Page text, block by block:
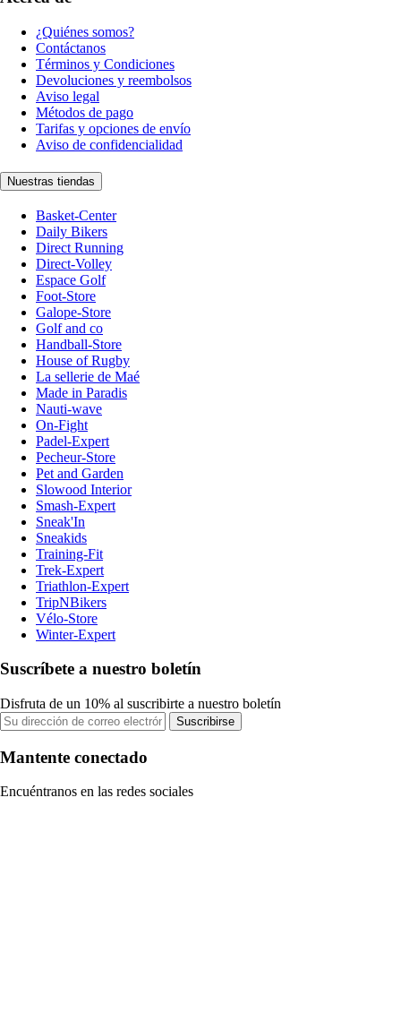
¿Quiénes somos?
Contáctanos
Términos y Condiciones
Devoluciones y reembolsos
Aviso legal
Métodos de pago
Tarifas y opciones de envío
Aviso de confidencialidad
Nuestras tiendas
Basket-Center
Daily Bikers
Direct Running
Direct-Volley
Espace Golf
Foot-Store
Galope-Store
Golf and co
Handball-Store
House of Rugby
La sellerie de Maé
Made in Paradis
Nauti-wave
On-Fight
Padel-Expert
Pecheur-Store
Pet and Garden
Slowood Interior
Smash-Expert
Sneak'In
Sneakids
Training-Fit
Trek-Expert
Triathlon-Expert
TripNBikers
Vélo-Store
Winter-Expert
Suscríbete a nuestro boletín
Disfruta de un 10% al suscribirte a nuestro boletín
Suscribirse
Mantente conectado
Encuéntranos en las redes sociales